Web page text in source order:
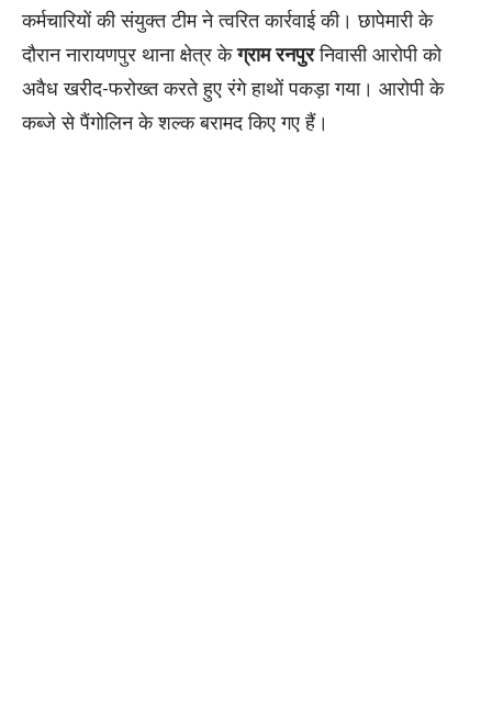
कर्मचारियों की संयुक्त टीम ने त्वरित कार्रवाई की। छापेमारी के
दौरान नारायणपुर थाना क्षेत्र केग्राम रनपुरनिवासी आरोपी को
अवैध खरीद-फरोख्त करते हुए रंगे हाथों पकड़ा गया। आरोपी के
कब्जे से पैंगोलिन के शल्क बरामद किए गए हैं।